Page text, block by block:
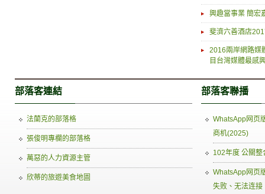
興趣當事業 簡宏
斐濟六善酒店
2016兩岸網路媒
目台灣媒體最感
部落客連結
法蘭克的部落格
張俊明專欄的部落格
萬惡的人力資源主管
欣蒂的旅遊美食地圖
部落客聯播
WhatsApp网页
商机(2025)
102年度 公關
WhatsApp网页
失败、无法连接